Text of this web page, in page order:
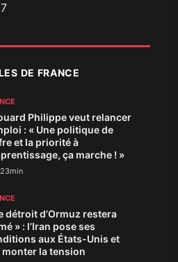
DE FRANCE
Philippe veut relancer
: « Une politique de
et la priorité à
ça marche ! »
détroit d’Ormuz restera
» : l’Iran pose ses
aux États-Unis et
la tension